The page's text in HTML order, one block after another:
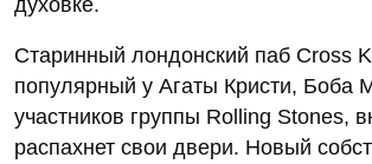
Старинный лондонский паб Cross
популярный у Агаты Кристи, Боба
участников группы Rolling Stones,
распахнет свои двери. Новый